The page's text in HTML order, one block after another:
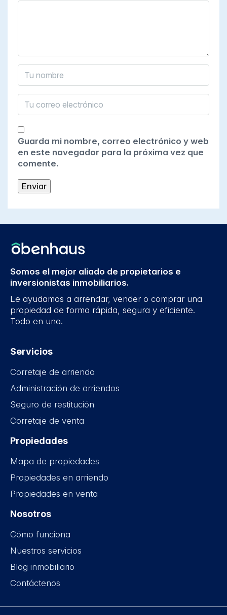
Guarda mi nombre, correo electrónico y web
en este navegador para la próxima vez que
comente.
Somos el mejor aliado de propietarios e
inversionistas inmobiliarios.
Le ayudamos a arrendar, vender o comprar una
propiedad de forma rápida, segura y eficiente.
Todo en uno.
Servicios
Corretaje de arriendo
Administración de arriendos
Seguro de restitución
Corretaje de venta
Propiedades
Mapa de propiedades
Propiedades en arriendo
Propiedades en venta
Nosotros
Cómo funciona
Nuestros servicios
Blog inmobiliario
Contáctenos